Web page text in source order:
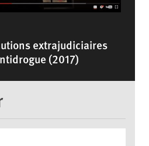
extrajudiciaires
(2017)